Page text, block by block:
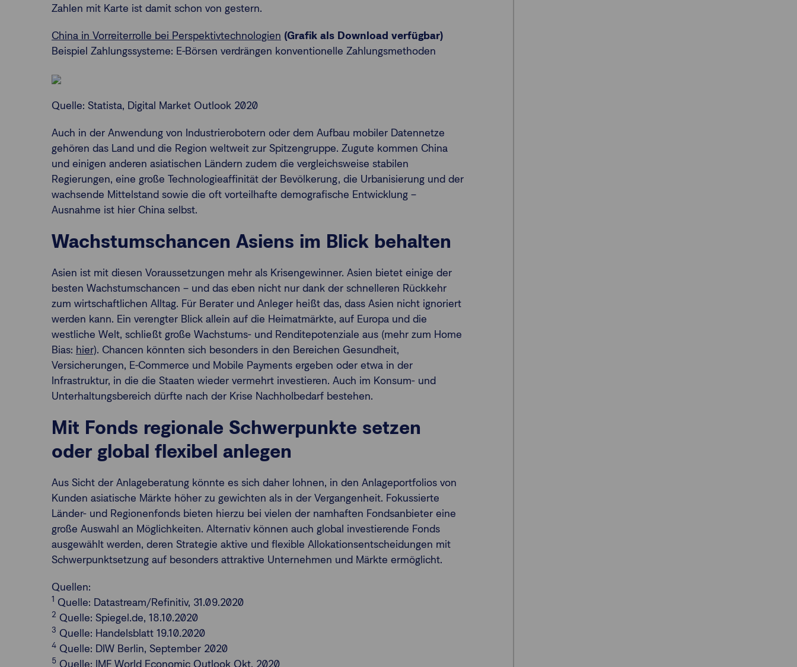
Zahlen mit Karte ist damit schon von gestern.
China in Vorreiterrolle bei Perspektivtechnologien (Grafik als Download verfügbar)
Beispiel Zahlungssysteme: E-Börsen verdrängen konventionelle Zahlungsmethoden
Quelle: Statista, Digital Market Outlook 2020
Auch in der Anwendung von Industrierobotern oder dem Aufbau mobiler Datennetze
gehören das Land und die Region weltweit zur Spitzengruppe. Zugute kommen China
und einigen anderen asiatischen Ländern zudem die vergleichsweise stabilen
Regierungen, eine große Technologieaffinität der Bevölkerung, die Urbanisierung und der
wachsende Mittelstand sowie die oft vorteilhafte demografische Entwicklung –
Ausnahme ist hier China selbst.
Wachstumschancen Asiens im Blick behalten
Asien ist mit diesen Voraussetzungen mehr als Krisengewinner. Asien bietet einige der
besten Wachstumschancen – und das eben nicht nur dank der schnelleren Rückkehr
zum wirtschaftlichen Alltag. Für Berater und Anleger heißt das, dass Asien nicht ignoriert
werden kann. Ein verengter Blick allein auf die Heimatmärkte, auf Europa und die
westliche Welt, schließt große Wachstums- und Renditepotenziale aus (mehr zum Home
Bias: hier). Chancen könnten sich besonders in den Bereichen Gesundheit,
Versicherungen, E-Commerce und Mobile Payments ergeben oder etwa in der
Infrastruktur, in die die Staaten wieder vermehrt investieren. Auch im Konsum- und
Unterhaltungsbereich dürfte nach der Krise Nachholbedarf bestehen.
Mit Fonds regionale Schwerpunkte setzen
oder global flexibel anlegen
Aus Sicht der Anlageberatung könnte es sich daher lohnen, in den Anlageportfolios von
Kunden asiatische Märkte höher zu gewichten als in der Vergangenheit. Fokussierte
Länder- und Regionenfonds bieten hierzu bei vielen der namhaften Fondsanbieter eine
große Auswahl an Möglichkeiten. Alternativ können auch global investierende Fonds
ausgewählt werden, deren Strategie aktive und flexible Allokationsentscheidungen mit
Schwerpunktsetzung auf besonders attraktive Unternehmen und Märkte ermöglicht.
Quellen:
1 Quelle: Datastream/Refinitiv, 31.09.2020
2 Quelle: Spiegel.de, 18.10.2020
3 Quelle: Handelsblatt 19.10.2020
4 Quelle: DIW Berlin, September 2020
5 Quelle: IMF World Economic Outlook Okt. 2020